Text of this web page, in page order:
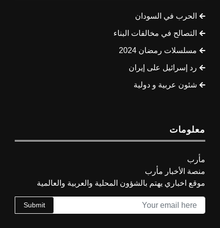
الحرب في السودان
التصالح في مخالفات البناء
مسلسلات رمضان 2024
رد إسرائيل على إيران
شئون عربية و دولية
معلومات
مأرب
منصة الأخبار مأرب
موقع اخباري يهتم بالشؤون المحلية والعربية والعالمية
Submit